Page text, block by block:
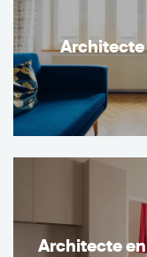
Architecte
Architecte